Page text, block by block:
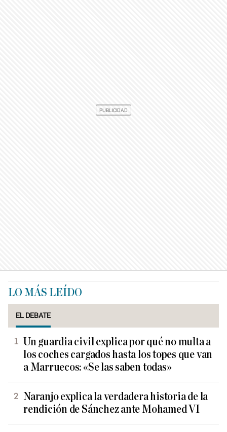
LO MÁS LEÍDO
EL DEBATE
Un guardia civil explica por qué no multa a
los coches cargados hasta los topes que van
a Marruecos: «Se las saben todas»
Naranjo explica la verdadera historia de la
rendición de Sánchez ante Mohamed VI